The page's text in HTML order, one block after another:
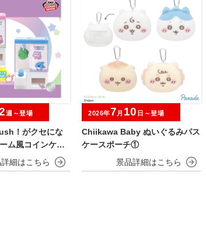
！がクセにな
ム風コインケー
Paradise～
週～登場
Chiikawa Baby ぬいぐるみパス
ケースポーチ①
2026年7 月 10 日～登場